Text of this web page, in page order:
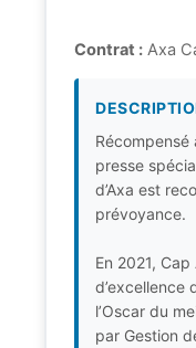
Contrat : Axa
Récompensé
presse
d’Axa est
prévoyance.
En 2021,
d’excellence
l’Oscar du
par Gestion